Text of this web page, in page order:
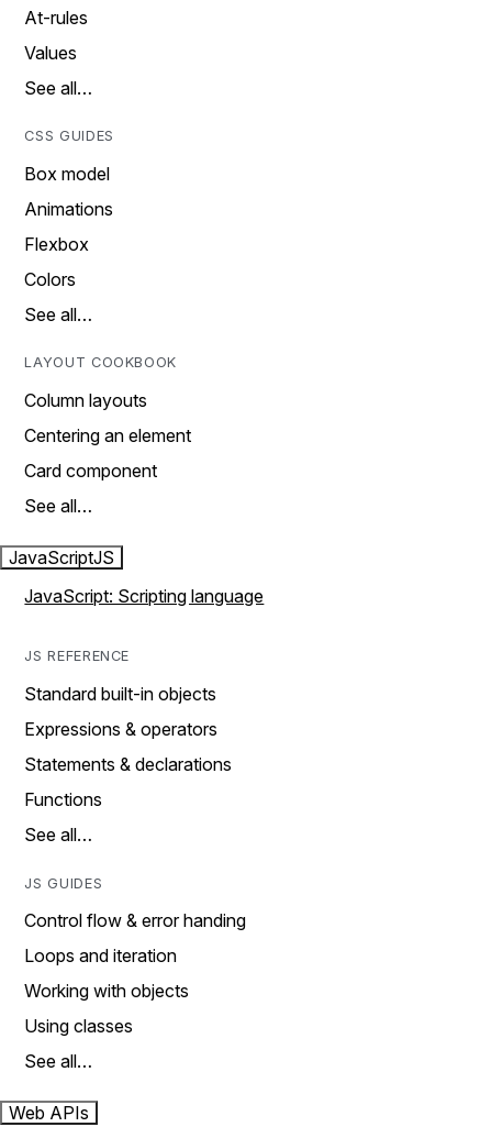
At-rules
Values
See all…
CSS GUIDES
Box model
Animations
Flexbox
Colors
See all…
LAYOUT COOKBOOK
Column layouts
Centering an element
Card component
See all…
JavaScriptJS
JavaScript: Scripting language
JS REFERENCE
Standard built-in objects
Expressions & operators
Statements & declarations
Functions
See all…
JS GUIDES
Control flow & error handing
Loops and iteration
Working with objects
Using classes
See all…
Web APIs